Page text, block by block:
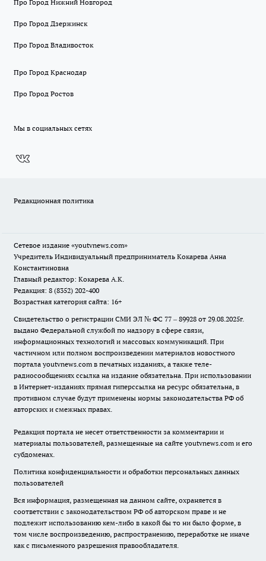
Про Город Нижний Новгород
Про Город Дзержинск
Про Город Владивосток
Про Город Краснодар
Про Город Ростов
Мы в социальных сетях
Редакционная политика
Сетевое издание «youtvnews.com»
Учредитель Индивидуальный предприниматель Кокарева Анна
Константиновна
Главный редактор: Кокарева А.К.
Редакция: 8 (8352) 202-400
Возрастная категория сайта: 16+
Свидетельство о регистрации СМИ ЭЛ № ФС 77 – 89928 от 29.08.2025г.
выдано Федеральной службой по надзору в сфере связи,
информационных технологий и массовых коммуникаций. При
частичном или полном воспроизведении материалов новостного
портала youtvnews.com в печатных изданиях, а также теле-
радиосообщениях ссылка на издание обязательна. При использовании
в Интернет-изданиях прямая гиперссылка на ресурс обязательна, в
противном случае будут применены нормы законодательства РФ об
авторских и смежных правах.
Редакция портала не несет ответственности за комментарии и
материалы пользователей, размещенные на сайте youtvnews.com и его
субдоменах.
Политика конфиденциальности и обработки персональных данных
пользователей
Вся информация, размещенная на данном сайте, охраняется в
соответствии с законодательством РФ об авторском праве и не
подлежит использованию кем-либо в какой бы то ни было форме, в
том числе воспроизведению, распространению, переработке не иначе
как с письменного разрешения правообладателя.